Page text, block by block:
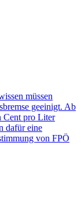
müssen
geeinigt. Ab
Cent pro Liter
dafür eine
von FPÖ